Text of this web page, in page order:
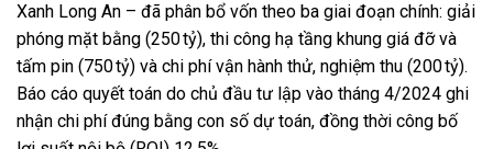
Xanh Long An – đã phân bổ vốn theo ba giai đoạn chính: giải
phóng mặt bằng (250 tỷ), thi công hạ tầng khung giá đỡ và
tấm pin (750 tỷ) và chi phí vận hành thử, nghiệm thu (200 tỷ).
Báo cáo quyết toán do chủ đầu tư lập vào tháng 4/2024 ghi
nhận chi phí đúng bằng con số dự toán, đồng thời công bố